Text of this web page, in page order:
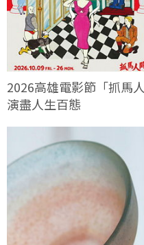
2026高雄電影節「抓馬
演盡人生百態